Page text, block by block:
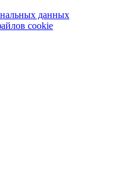
данных
cookie